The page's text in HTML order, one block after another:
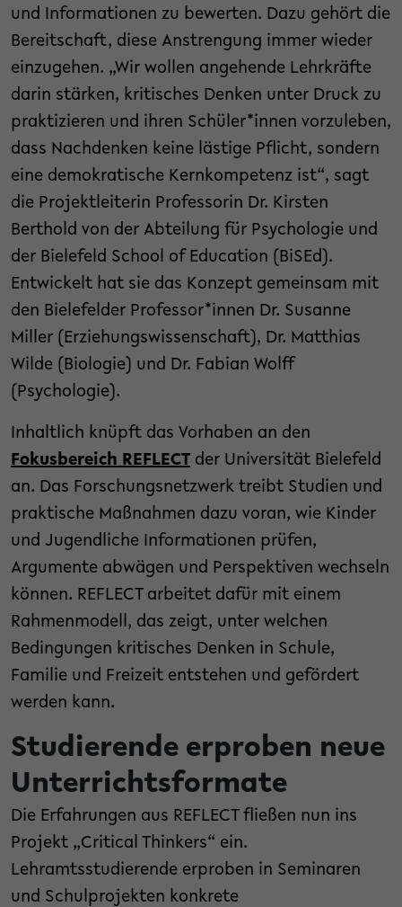
und Informationen zu bewerten. Dazu gehört die
Bereitschaft, diese Anstrengung immer wieder
einzugehen. „Wir wollen angehende Lehrkräfte
darin stärken, kritisches Denken unter Druck zu
praktizieren und ihren Schüler*innen vorzuleben,
dass Nachdenken keine lästige Pflicht, sondern
eine demokratische Kernkompetenz ist“, sagt
die Projektleiterin Professorin Dr. Kirsten
Berthold von der Abteilung für Psychologie und
der Bielefeld School of Education (BiSEd).
Entwickelt hat sie das Konzept gemeinsam mit
den Bielefelder Professor*innen Dr. Susanne
Miller (Erziehungswissenschaft), Dr. Matthias
Wilde (Biologie) und Dr. Fabian Wolff
(Psychologie).
​Inhaltlich knüpft das Vorhaben an den
Fokusbereich REFLECT der Universität Bielefeld
an. Das Forschungsnetzwerk treibt Studien und
praktische Maßnahmen dazu voran, wie Kinder
und Jugendliche Informationen prüfen,
Argumente abwägen und Perspektiven wechseln
können. REFLECT arbeitet dafür mit einem
Rahmenmodell, das zeigt, unter welchen
Bedingungen kritisches Denken in Schule,
Familie und Freizeit entstehen und gefördert
werden kann.
Studierende erproben neue
Unterrichtsformate
​Die Erfahrungen aus REFLECT fließen nun ins
Projekt „Critical Thinkers“ ein.
Lehramtsstudierende erproben in Seminaren
und Schulprojekten konkrete